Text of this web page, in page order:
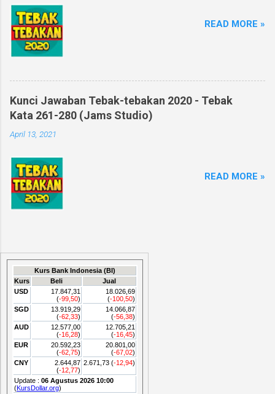
READ MORE »
Kunci Jawaban Tebak-tebakan 2020 - Tebak
Kata 261-280 (Jams Studio)
April 13, 2021
READ MORE »